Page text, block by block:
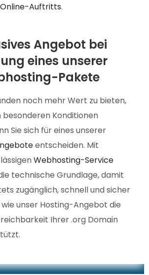
Online-Auftritts.
Angebot bei
eines unserer
Pakete
noch mehr Wert zu bieten,
besonderen Konditionen
Sie sich für eines unserer
entscheiden. Mit
Webhosting-Service
technische Grundlage, damit
zugänglich, schnell und sicher
wie unser Hosting-Angebot die
Ihrer .org Domain